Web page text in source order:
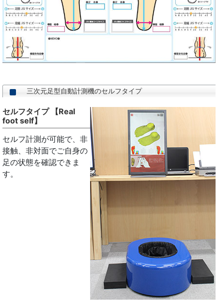
三次元足型自動計測機のセルフタイプ
セルフタイプ 【Real
foot self】
セルフ計測が可能で、非
接触、非対面でご自身の
足の状態を確認できま
す。